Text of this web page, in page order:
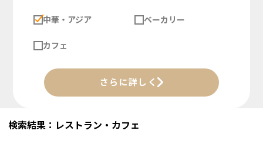
中華・アジア ベーカリー
カフェ
さらに詳しく
検索結果：レストラン・カフェ